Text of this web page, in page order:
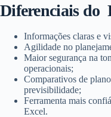
Diferenciais do
Informações claras e
Agilidade no
Maior segurança na
operacionais;
Comparativos de
previsibilidade;
Ferramenta mais
Excel.